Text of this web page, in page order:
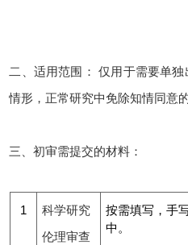
二、适用范围： 仅用于需要单
情形，正常研究中免除知情同意
三、初审需提交的材料：
1 科学研究
伦理审查
按需填写，手
中。